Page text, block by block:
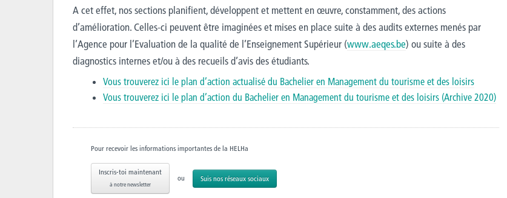
A cet effet, nos sections planifient, développent et mettent en œuvre, constamment, des actions
d’amélioration. Celles-ci peuvent être imaginées et mises en place suite à des audits externes menés par
l’Agence pour l’Evaluation de la qualité de l’Enseignement Supérieur (www.aeqes.be) ou suite à des
diagnostics internes et/ou à des recueils d’avis des étudiants.
Vous trouverez ici le plan d’action actualisé du Bachelier en Management du tourisme et des loisirs
Vous trouverez ici le plan d’action du Bachelier en Management du tourisme et des loisirs (Archive 2020)
Pour recevoir les informations importantes de la HELHa
Inscris-toi maintenant
à notre newsletter
ou Suis nos réseaux sociaux